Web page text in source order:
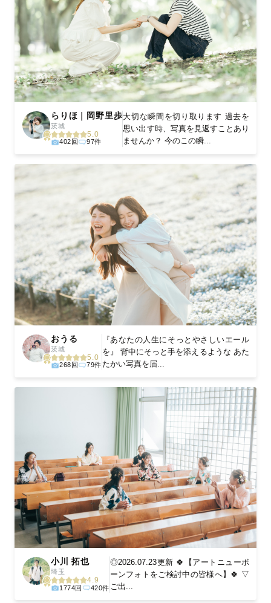
らりほ｜岡野里歩
茨城
5.0
402回 97件
大切な瞬間を切り取ります 過去を
思い出す時、写真を見返すことあり
ませんか？ 今のこの瞬...
おうる
茨城
5.0
268回 79件
『あなたの人生にそっとやさしいエール
を』 背中にそっと手を添えるような あた
たかい写真を届...
小川 拓也
埼玉
4.9
1774回 420件
◎2026.07.23更新 🍀【アートニューボ
ーンフォトをご検討中の皆様へ】🍀 ▽
ご出...